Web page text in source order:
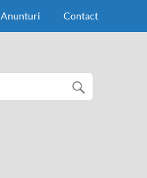
Anunturi Contact